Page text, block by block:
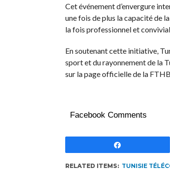
Cet événement d’envergure
une fois de plus la capacité de
la fois professionnel et
En soutenant cette initiative,
sport et du rayonnement de la
sur la page officielle de la
Facebook Comments
RELATED ITEMS: TUNISIE